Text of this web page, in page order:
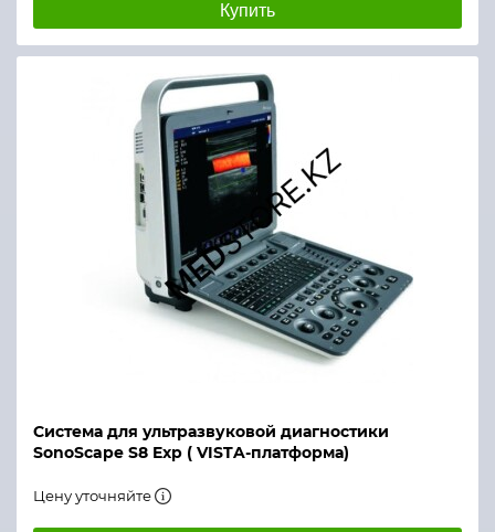
Купить
Система для ультразвуковой диагностики
SonoScape S8 Exp ( VISTA-платформа)
Цену уточняйте